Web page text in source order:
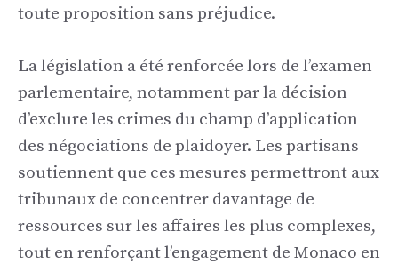
toute proposition sans préjudice.
La législation a été renforcée lors de l’examen
parlementaire, notamment par la décision
d’exclure les crimes du champ d’application
des négociations de plaidoyer. Les partisans
soutiennent que ces mesures permettront aux
tribunaux de concentrer davantage de
ressources sur les affaires les plus complexes,
tout en renforçant l’engagement de Monaco en